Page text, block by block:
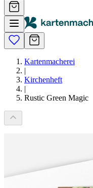
Kartenmacherei
|
Kirchenheft
|
Rustic Green Magic